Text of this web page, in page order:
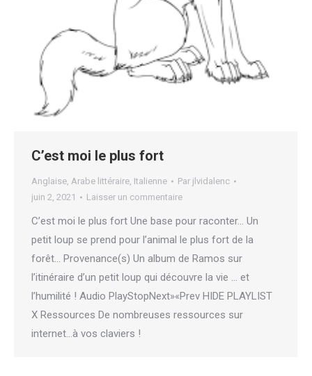
C’est moi le plus fort
Anglaise, Arabe littéraire, Italienne Par jlvidalenc
juin 2, 2021
Laisser un commentaire
C’est moi le plus fort Une base pour raconter… Un
petit loup se prend pour l’animal le plus fort de la
forêt… Provenance(s) Un album de Ramos sur
l’itinéraire d’un petit loup qui découvre la vie … et
l’humilité ! Audio PlayStopNext»«Prev HIDE PLAYLIST
X Ressources De nombreuses ressources sur
internet…à vos claviers !